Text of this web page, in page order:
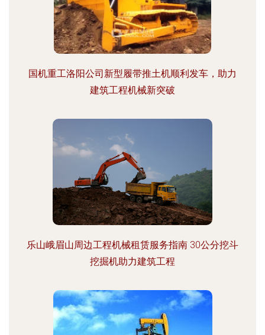
国机重工洛阳公司新型履带推土机顺利发车，助力
建筑工程机械新突破
乐山峨眉山周边工程机械租赁服务指南 30公分挖斗
挖掘机助力建筑工程